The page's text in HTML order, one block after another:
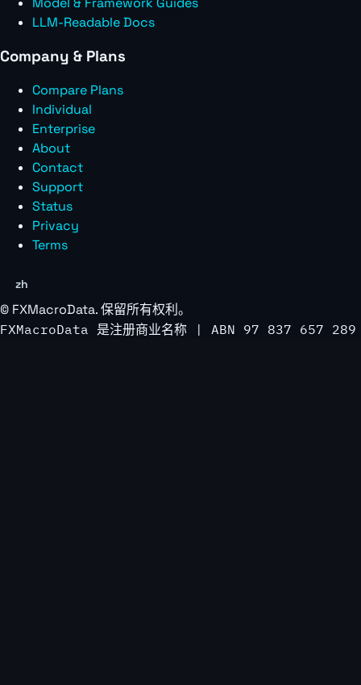
LLM-Readable Docs
Company & Plans
Compare Plans
Individual
Enterprise
About
Contact
Support
Status
Privacy
Terms
zh
© FXMacroData. 保留所有权利。
FXMacroData 是注册商业名称 | ABN 97 837 657 289